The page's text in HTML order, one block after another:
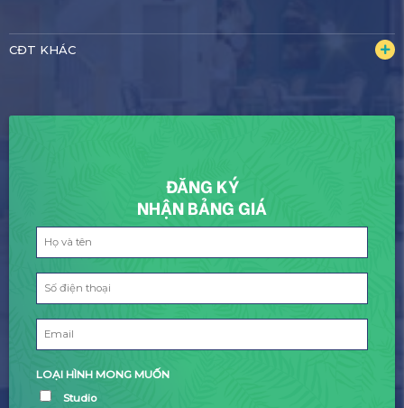
CĐT KHÁC
ĐĂNG KÝ
NHẬN BẢNG GIÁ
LOẠI HÌNH MONG MUỐN
Studio